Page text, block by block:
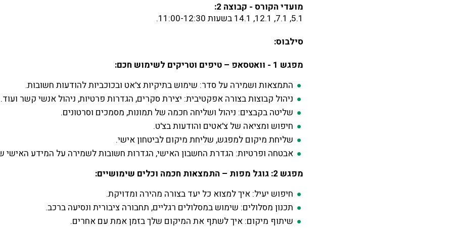
מועדי הקורס - קבוצה 2:
5.1, 7.1, 12.1, 14.1 בשעות 11:00-12:30.
סילבוס:
מפגש 1 - וואטסאפ – טיפים וטריקים לשימוש חכם:
התמצאות ושמירה על סדר: שימוש בתיקיות צ'אט ובכוכביות להודעות חשובות.
ניהול קבוצות בצורה אפקטיבית: יצירת סקרים, הגדרות פרטיות, ניהול אנשי קשר
שליטה בקבצים: ניהול ושליחה חכמה של תמונות, מסמכים וסרטונים.
חיפוש ומציאה של צ'אטים והודעות בצ'ט.
שליחת מיקום למפגש, שליחת מיקום לביטחון אישי.
אבטחה ופרטיות: הגדרת החשבון האישי, הגדרות חשובות לשמירה על המידע האישי
מפגש 2: גוגל מפות – התמצאות חכמה וכלים שימושיים:
חיפוש יעיל: איך למצוא כל יעד בצורה מהירה ומדויקת.
תכנון מסלולים: שימוש במסלולים רגליים, תחבורה ציבורית ונסיעה ברכב.
שיתוף מיקום: איך לשתף את המיקום שלך בזמן אמת עם אחרים.